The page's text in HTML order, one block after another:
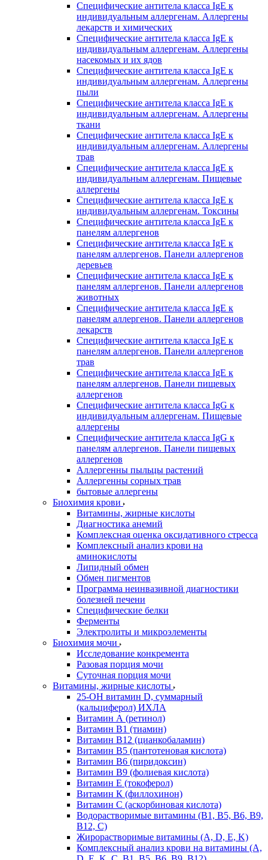
Специфические антитела класса IgE к
индивидуальным аллергенам. Аллергены
лекарств и химических
Специфические антитела класса IgE к
индивидуальным аллергенам. Аллергены
насекомых и их ядов
Специфические антитела класса IgE к
индивидуальным аллергенам. Аллергены
пыли
Специфические антитела класса IgE к
индивидуальным аллергенам. Аллергены
ткани
Специфические антитела класса IgE к
индивидуальным аллергенам. Аллергены
трав
Специфические антитела класса IgE к
индивидуальным аллергенам. Пищевые
аллергены
Специфические антитела класса IgE к
индивидуальным аллергенам. Токсины
Специфические антитела класса IgE к
панелям аллергенов
Специфические антитела класса IgE к
панелям аллергенов. Панели аллергенов
деревьев
Специфические антитела класса IgE к
панелям аллергенов. Панели аллергенов
животных
Специфические антитела класса IgE к
панелям аллергенов. Панели аллергенов
лекарств
Специфические антитела класса IgE к
панелям аллергенов. Панели аллергенов
трав
Специфические антитела класса IgE к
панелям аллергенов. Панели пищевых
аллергенов
Специфические антитела класса IgG к
индивидуальным аллергенам. Пищевые
аллергены
Специфические антитела класса IgG к
панелям аллергенов. Панели пищевых
аллергенов
Аллергенны пыльцы растений
Аллергенны сорных трав
бытовые аллергены
Биохимия крови
Витамины, жирные кислоты
Диагностика анемий
Комплексная оценка оксидативного стресса
Комплексный анализ крови на
аминокислоты
Липидный обмен
Обмен пигментов
Программа неинвазивной диагностики
болезней печени
Специфические белки
Ферменты
Электролиты и микроэлементы
Биохимия мочи
Исследование конкремента
Разовая порция мочи
Суточная порция мочи
Витамины, жирные кислоты
25-OH витамин D, суммарный
(кальциферол) ИХЛА
Витамин А (ретинол)
Витамин В1 (тиамин)
Витамин В12 (цианкобаламин)
Витамин В5 (пантотеновая кислота)
Витамин В6 (пиридоксин)
Витамин В9 (фолиевая кислота)
Витамин Е (токоферол)
Витамин К (филлохинон)
Витамин С (аскорбиновая кислота)
Водорастворимые витамины (B1, B5, B6, В9,
В12, С)
Жирорастворимые витамины (A, D, E, K)
Комплексный анализ крови на витамины (A,